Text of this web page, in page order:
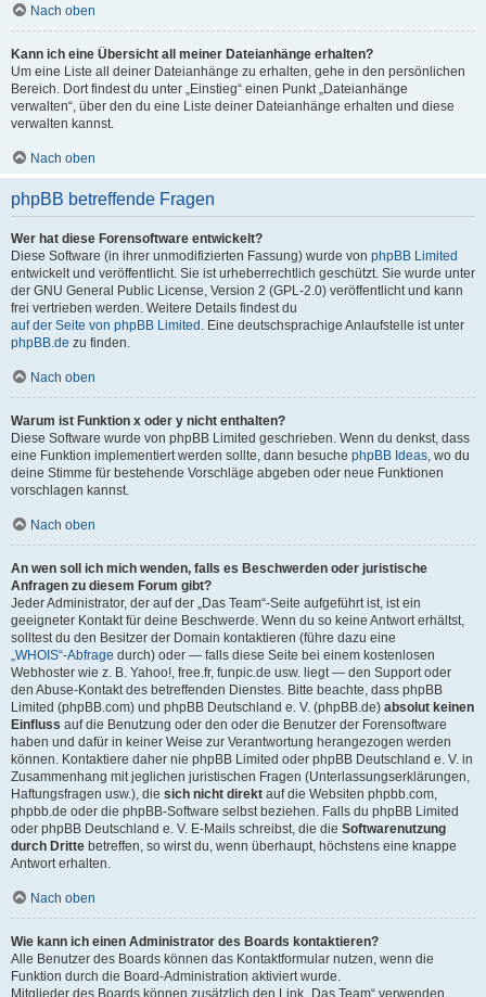
Nach oben
Kann ich eine Übersicht all meiner Dateianhänge erhalten?
Um eine Liste all deiner Dateianhänge zu erhalten, gehe in den persönlichen
Bereich. Dort findest du unter „Einstieg“ einen Punkt „Dateianhänge
verwalten“, über den du eine Liste deiner Dateianhänge erhalten und diese
verwalten kannst.
Nach oben
phpBB betreffende Fragen
Wer hat diese Forensoftware entwickelt?
Diese Software (in ihrer unmodifizierten Fassung) wurde von phpBB Limited
entwickelt und veröffentlicht. Sie ist urheberrechtlich geschützt. Sie wurde unter
der GNU General Public License, Version 2 (GPL-2.0) veröffentlicht und kann
frei vertrieben werden. Weitere Details findest du
auf der Seite von phpBB Limited . Eine deutschsprachige Anlaufstelle ist unter
phpBB.de zu finden.
Nach oben
Warum ist Funktion x oder y nicht enthalten?
Diese Software wurde von phpBB Limited geschrieben. Wenn du denkst, dass
eine Funktion implementiert werden sollte, dann besuche phpBB Ideas, wo du
deine Stimme für bestehende Vorschläge abgeben oder neue Funktionen
vorschlagen kannst.
Nach oben
An wen soll ich mich wenden, falls es Beschwerden oder juristische
Anfragen zu diesem Forum gibt?
Jeder Administrator, der auf der „Das Team“-Seite aufgeführt ist, ist ein
geeigneter Kontakt für deine Beschwerde. Wenn du so keine Antwort erhältst,
solltest du den Besitzer der Domain kontaktieren (führe dazu eine
„WHOIS“-Abfrage durch) oder — falls diese Seite bei einem kostenlosen
Webhoster wie z. B. Yahoo!, free.fr, funpic.de usw. liegt — den Support oder
den Abuse-Kontakt des betreffenden Dienstes. Bitte beachte, dass phpBB
Limited (phpBB.com) und phpBB Deutschland e. V. (phpBB.de) absolut keinen
Einfluss auf die Benutzung oder den oder die Benutzer der Forensoftware
haben und dafür in keiner Weise zur Verantwortung herangezogen werden
können. Kontaktiere daher nie phpBB Limited oder phpBB Deutschland e. V. in
Zusammenhang mit jeglichen juristischen Fragen (Unterlassungserklärungen,
Haftungsfragen usw.), die sich nicht direkt auf die Websiten phpbb.com,
phpbb.de oder die phpBB-Software selbst beziehen. Falls du phpBB Limited
oder phpBB Deutschland e. V. E-Mails schreibst, die die Softwarenutzung
durch Dritte betreffen, so wirst du, wenn überhaupt, höchstens eine knappe
Antwort erhalten.
Nach oben
Wie kann ich einen Administrator des Boards kontaktieren?
Alle Benutzer des Boards können das Kontaktformular nutzen, wenn die
Funktion durch die Board-Administration aktiviert wurde.
Mitglieder des Boards können zusätzlich den Link „Das Team“ verwenden.